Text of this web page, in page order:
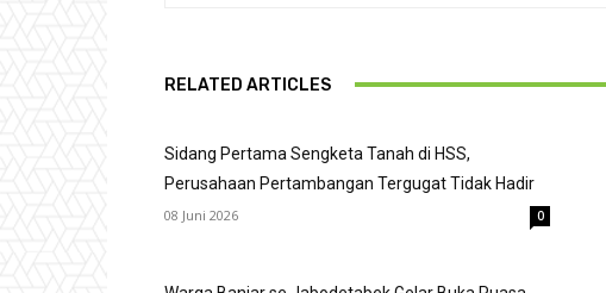
RELATED ARTICLES
Sidang Pertama Sengketa Tanah di HSS,
Perusahaan Pertambangan Tergugat Tidak Hadir
08 Juni 2026 0